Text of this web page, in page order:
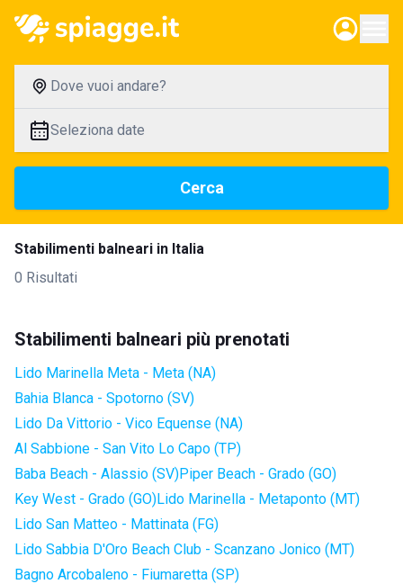
Dove vuoi andare?
Seleziona date
Cerca
Stabilimenti balneari in Italia
0 Risultati
Stabilimenti balneari più prenotati
Lido Marinella Meta - Meta (NA)
Bahia Blanca - Spotorno (SV)
Lido Da Vittorio - Vico Equense (NA)
Al Sabbione - San Vito Lo Capo (TP)
Baba Beach - Alassio (SV)Piper Beach - Grado (GO)
Key West - Grado (GO)Lido Marinella - Metaponto (MT)
Lido San Matteo - Mattinata (FG)
Lido Sabbia D'Oro Beach Club - Scanzano Jonico (MT)
Bagno Arcobaleno - Fiumaretta (SP)